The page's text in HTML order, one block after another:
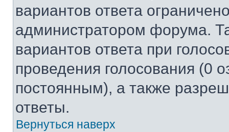
вариантов ответа
администратором форума.
вариантов ответа при
проведения голосования (0
постоянным), а также
ответы.
Вернуться наверх